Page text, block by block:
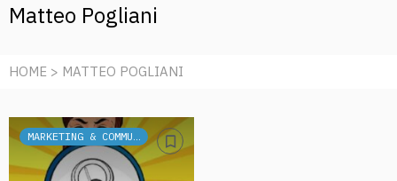
Matteo Pogliani
HOME > MATTEO POGLIANI
MARKETING & COMMUNICATION